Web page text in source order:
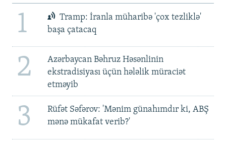
1
Tramp: İranla müharibə 'çox tezliklə'
başa çatacaq
2
Azərbaycan Bəhruz Həsənlinin
ekstradisiyası üçün hələlik müraciət
etməyib
3
Rüfət Səfərov: 'Mənim günahımdır ki, ABŞ
mənə mükafat verib?'